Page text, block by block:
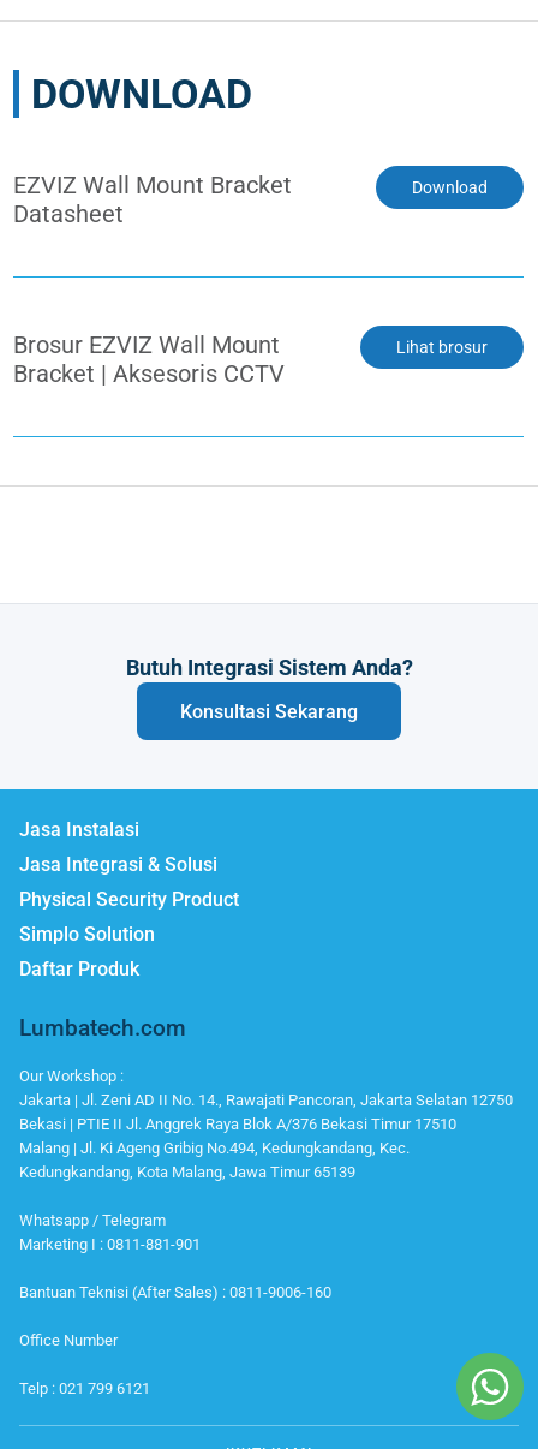
DOWNLOAD
EZVIZ Wall Mount Bracket
Datasheet
Download
Brosur EZVIZ Wall Mount
Bracket | Aksesoris CCTV
Lihat brosur
Butuh Integrasi Sistem Anda?
Konsultasi Sekarang
Jasa Instalasi
Jasa Integrasi & Solusi
Physical Security Product
Simplo Solution
Daftar Produk
Lumbatech.com
Our Workshop :
Jakarta | Jl. Zeni AD II No. 14., Rawajati Pancoran, Jakarta Selatan 12750
Bekasi | PTIE II Jl. Anggrek Raya Blok A/376 Bekasi Timur 17510
Malang | Jl. Ki Ageng Gribig No.494, Kedungkandang, Kec.
Kedungkandang, Kota Malang, Jawa Timur 65139
Whatsapp / Telegram
Marketing I : 0811-881-901
Bantuan Teknisi (After Sales) : 0811-9006-160
Office Number
Telp : 021 799 6121